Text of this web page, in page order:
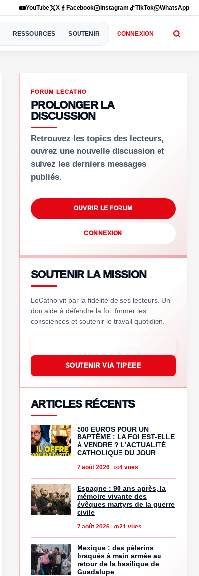
YouTube X Facebook Instagram TikTok WhatsApp
RESSOURCES SOUTENIR CONNEXION
FORUM LECATHO
PROLONGER LA
DISCUSSION
Retrouvez les topics des lecteurs,
ouvrez une nouvelle discussion et
suivez les derniers messages
publiés.
OUVRIR LE FORUM
CONNEXION
SOUTENIR LA MISSION
LeCatho vit par la fidélité de ses lecteurs. Un
don aide à défendre la foi, former les
consciences et soutenir le travail quotidien.
SOUTENIR VIA TIPEEE
ARTICLES RÉCENTS
500 EUROS POUR UN
BAPTÊME : LA FOI EST-ELLE
À VENDRE ? L’ACTUALITÉ
CATHOLIQUE DU JOUR
7 août 2026 4 vues
Espagne : 90 ans après, la
mémoire vivante des
évêques martyrs de la guerre
civile
7 août 2026 21 vues
Mexique : des pèlerins
braqués à main armée au
retour de la basilique de
Guadalupe